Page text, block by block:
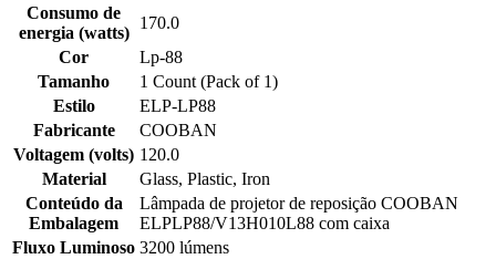
Consumo de
energia (watts)
170.0
Cor
Lp-88
Tamanho
1 Count (Pack of 1)
Estilo
ELP-LP88
Fabricante
COOBAN
Voltagem (volts) 120.0
Material
Glass, Plastic, Iron
Conteúdo da
Embalagem
Lâmpada de projetor de reposição COOBAN
ELPLP88/V13H010L88 com caixa
Fluxo Luminoso 3200 lúmens